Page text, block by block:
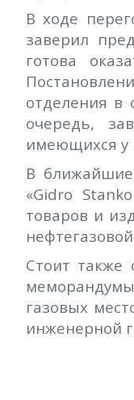
В ходе
заверил
готова
отделения в
очередь,
имеющихся у
В
«Gidro
товаров и
Стоит также
газовых
инженерной